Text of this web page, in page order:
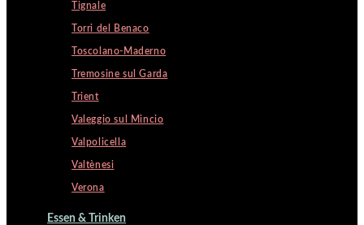
Tignale
Torri del Benaco
Toscolano-Maderno
Tremosine sul Garda
Trient
Valeggio sul Mincio
Valpolicella
Valtènesi
Verona
Essen & Trinken